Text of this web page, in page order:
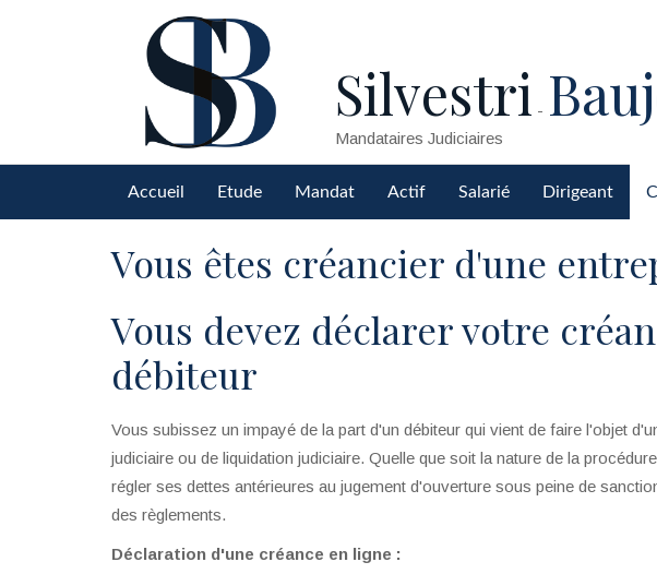
Silvestri -
Mandataires Judiciaires
Accueil Etude Mandat Actif Salarié Dirigeant
Vous êtes créancier d'une
Vous devez déclarer votre
débiteur
Vous subissez un impayé de la part d'un débiteur qui vient de faire l'objet
judiciaire ou de liquidation judiciaire. Quelle que soit la nature de la
régler ses dettes antérieures au jugement d'ouverture sous peine de
des règlements.
Déclaration d'une créance en ligne :